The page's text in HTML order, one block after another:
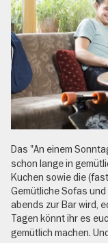
Das "An einem
schon lange in
Kuchen sowie die
Gemütliche Sofas
abends zur Bar wird,
Tagen könnt ihr es
gemütlich machen.